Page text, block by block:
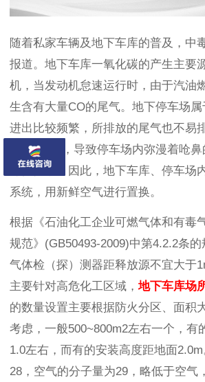
随着私家车辆及地下车库的普及，中
报道。地下车库一氧化碳的产生主要
机，当发动机怠速运行时，由于汽油
生含有大量CO的尾气。地下停车场
进出比较频繁，所排放的尾气也不易
量CO气体，导致停车场内弥漫着呛
身体健康。因此，地下车库、停车场
系统，用新鲜空气进行置换。
根据《石油化工企业可燃气体和有毒
规范》(GB50493-2009)中第4.2.2条
气体检（探）测器距释放源不宜大于
主要针对高危化工区域， 地下车库场
的数量设置主要根据防火分区、面积
考虑，一般500~800m2左右一个，有
1.0左右，而有的安装高度距地面
28，空气的分子量为29，略低于空气